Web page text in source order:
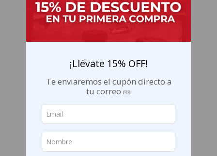
¡Llévate 15% OFF!
Te enviaremos el cupón directo a
tu correo 🎫